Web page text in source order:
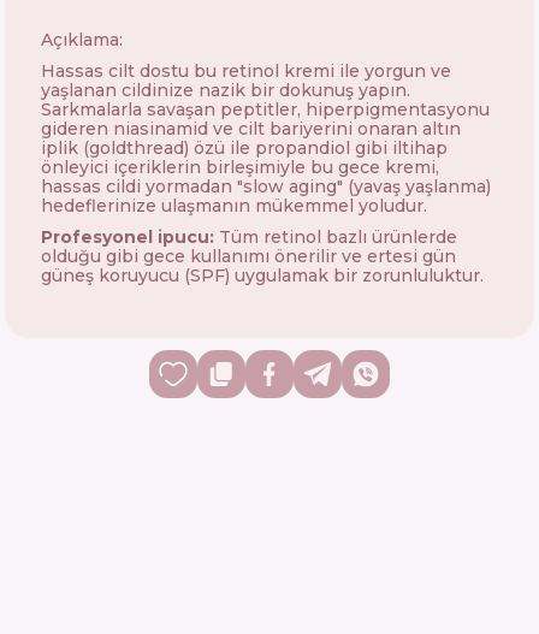
Açıklama:
Hassas cilt dostu bu retinol kremi ile yorgun ve
yaşlanan cildinize nazik bir dokunuş yapın.
Sarkmalarla savaşan peptitler, hiperpigmentasyonu
gideren niasinamid ve cilt bariyerini onaran altın
iplik (goldthread) özü ile propandiol gibi iltihap
önleyici içeriklerin birleşimiyle bu gece kremi,
hassas cildi yormadan "slow aging" (yavaş yaşlanma)
hedeflerinize ulaşmanın mükemmel yoludur.
Profesyonel ipucu: Tüm retinol bazlı ürünlerde
olduğu gibi gece kullanımı önerilir ve ertesi gün
güneş koruyucu (SPF) uygulamak bir zorunluluktur.